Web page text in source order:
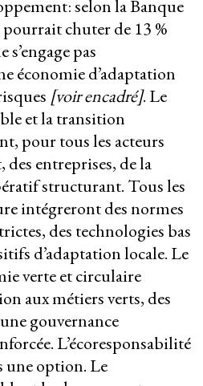
selon la Banque
chuter de 13 %
s’engage pas
économie d’adaptation
[voir encadré]. Le
et la transition
pour tous les acteurs
des entreprises, de la
structurant. Tous les
intégreront des normes
des technologies bas
d’adaptation locale. Le
verte et circulaire
aux métiers verts, des
gouvernance
L’écoresponsabilité
une option. Le